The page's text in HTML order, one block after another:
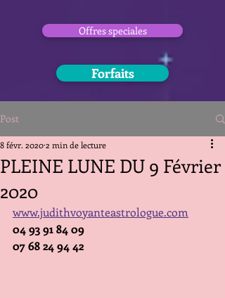
Offres speciales
Forfaits
Post
PLEINE LUNE DU 9 Février
2020
8 févr. 20202 min de lecture
www.judithvoyanteastrologue.com
04 93 91 84 09
07 68 24 94 42